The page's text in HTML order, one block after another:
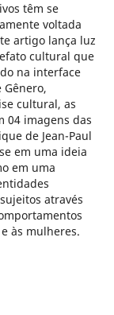
têm se
voltada
artigo lança luz
cultural que
na interface
Gênero,
cultural, as
04 imagens das
de Jean-Paul
em uma ideia
em uma
através
às mulheres.